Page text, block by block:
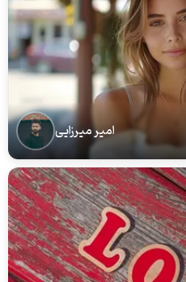
امیر میرزایی